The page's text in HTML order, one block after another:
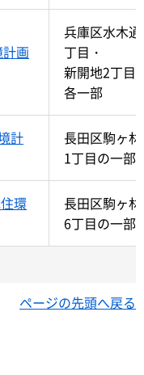
画
兵庫区水木
丁目・
新開地2丁目
各一部
計
長田区駒ヶ
1丁目の一部
環
長田区駒ヶ
6丁目の一部
ページの先頭へ戻る